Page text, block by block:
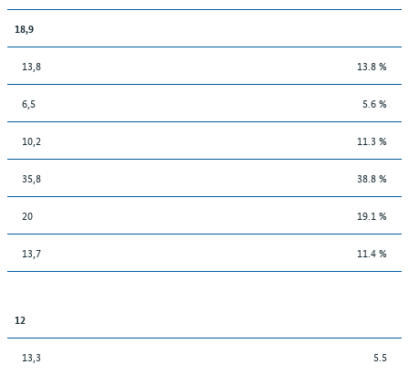
18,9
13,8 13.8 %
6,5 5.6 %
10,2 11.3 %
35,8 38.8 %
20 19.1 %
13,7 11.4 %
12
13,3 5.5